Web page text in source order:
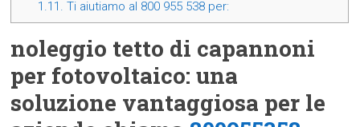
1.11. Ti aiutiamo al 800 955 538 per:
noleggio tetto di capannoni
per fotovoltaico: una
soluzione vantaggiosa per le